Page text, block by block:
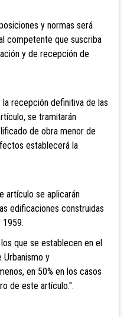
y normas será
competente que suscriba
y de recepción de
recepción definitiva de las
se tramitarán
de obra menor de
establecerá la
artículo se aplicarán
edificaciones construidas
1959.
que se establecen en el
Urbanismo y
en 50% en los casos
de este artículo.".